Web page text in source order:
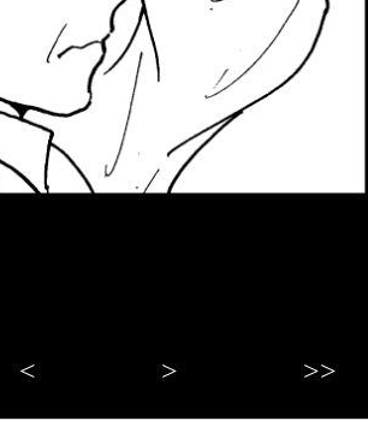
< > >>